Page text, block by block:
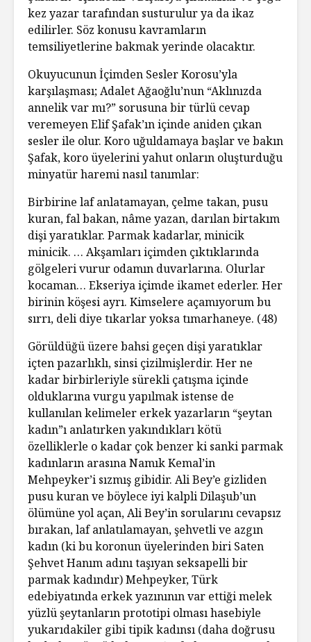
kez yazar tarafından susturulur ya da ikaz
edilirler. Söz konusu kavramların
temsiliyetlerine bakmak yerinde olacaktır.
Okuyucunun İçimden Sesler Korosu’yla
karşılaşması; Adalet Ağaoğlu’nun “Aklınızda
annelik var mı?” sorusuna bir türlü cevap
veremeyen Elif Şafak’ın içinde aniden çıkan
sesler ile olur. Koro uğuldamaya başlar ve bakın
Şafak, koro üyelerini yahut onların oluşturduğu
minyatür haremi nasıl tanımlar:
Birbirine laf anlatamayan, çelme takan, pusu
kuran, fal bakan, nâme yazan, darılan birtakım
dişi yaratıklar. Parmak kadarlar, minicik
minicik. … Akşamları içimden çıktıklarında
gölgeleri vurur odamın duvarlarına. Olurlar
kocaman… Ekseriya içimde ikamet ederler. Her
birinin köşesi ayrı. Kimselere açamıyorum bu
sırrı, deli diye tıkarlar yoksa tımarhaneye. (48)
Görüldüğü üzere bahsi geçen dişi yaratıklar
içten pazarlıklı, sinsi çizilmişlerdir. Her ne
kadar birbirleriyle sürekli çatışma içinde
olduklarına vurgu yapılmak istense de
kullanılan kelimeler erkek yazarların “şeytan
kadın”ı anlatırken yakındıkları kötü
özelliklerle o kadar çok benzer ki sanki parmak
kadınların arasına Namık Kemal’in
Mehpeyker’i sızmış gibidir. Ali Bey’e gizliden
pusu kuran ve böylece iyi kalpli Dilaşub’un
ölümüne yol açan, Ali Bey’in sorularını cevapsız
bırakan, laf anlatılamayan, şehvetli ve azgın
kadın (ki bu koronun üyelerinden biri Saten
Şehvet Hanım adını taşıyan seksapelli bir
parmak kadındır) Mehpeyker, Türk
edebiyatında erkek yazınının var ettiği melek
yüzlü şeytanların prototipi olması hasebiyle
yukarıdakiler gibi tipik kadınsı (daha doğrusu